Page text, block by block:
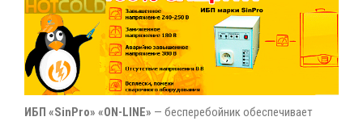
ИБП «SinPro» «ON-LINE» — бесперебойник обеспечивает